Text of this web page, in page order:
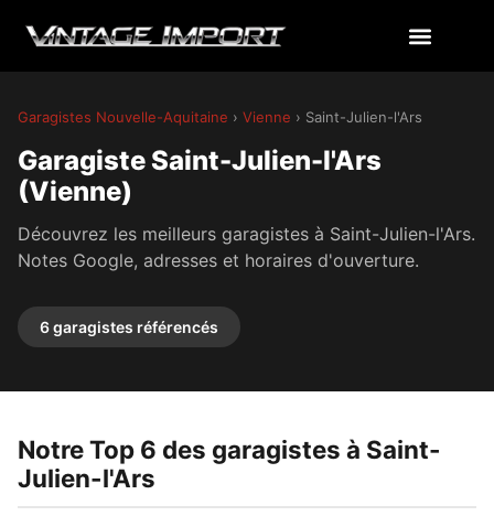
Garagistes Nouvelle-Aquitaine › Vienne › Saint-Julien-l'Ars
Garagiste Saint-Julien-l'Ars
(Vienne)
Découvrez les meilleurs garagistes à Saint-Julien-l'Ars.
Notes Google, adresses et horaires d'ouverture.
6 garagistes référencés
Notre Top 6 des garagistes à Saint-
Julien-l'Ars